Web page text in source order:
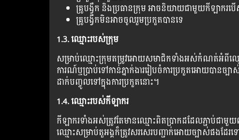
គ្រូបង្វឹក និងប្រធានក្រុម អាចនិយាយជាមួយកីឡាករប
គ្រូបង្វឹកមិនអាចចូលរួមប្រកួតបានទេ
1.3. ឈ្មោះរបស់ក្រុម
សម្រាប់ឈ្មោះក្រុមតម្រូវអោយសមាជិកទាំងអស់កំណត់អំពីឈ្ម
ការណ៍ឬប្រាប់ទៅកាន់ភ្នាក់ងាររៀបចំការប្រកួតអោយបាន
ដាក់បញ្ចូលទៅក្នុងការប្រកួតនោះ។
1.4. ឈ្មោះរបស់កីឡាករ
កីឡាករទាំងអស់ត្រូវតែមានឈ្មោះពិតប្រាកដដែលភ្ជាប់ជ
ឈ្មោះសម្រាប់តួអង្គក៏ត្រូវសរសេរបញ្ជាក់អោយច្បាស់ផងដែរ